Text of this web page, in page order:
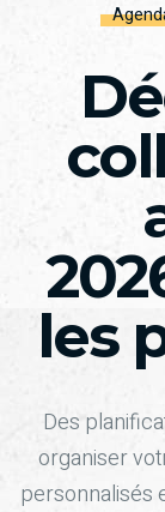
les
Des
organiser
personnalisés